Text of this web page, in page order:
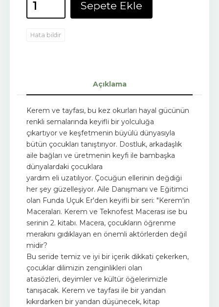
Sepete Ekle
Hata bildir
Açıklama
Kerem ve tayfası, bu kez okurları hayal gücünün
renkli semalarında keyifli bir yolculuğa
çıkartıyor ve keşfetmenin büyülü dünyasıyla
bütün çocukları tanıştırıyor. Dostluk, arkadaşlık
aile bağları ve üretmenin keyfi ile bambaşka
dünyalardaki çocuklara
yardım eli uzatılıyor. Çocuğun ellerinin değdiği
her şey güzelleşiyor. Aile Danışmanı ve Eğitimci
olan Funda Uçuk Er'den keyifli bir seri: "Kerem'in
Maceraları. Kerem ve Teknofest Macerası ise bu
serinin 2. kitabı. Macera, çocukların öğrenme
merakını gıdıklayan en önemli aktörlerden değil
midir?
Bu seride temiz ve iyi bir içerik dikkati çekerken,
çocuklar dilimizin zenginlikleri olan
atasözleri, deyimler ve kültür öğelerimizle
tanışacak. Kerem ve tayfası ile bir yandan
kıkırdarken bir yandan düşünecek, kitap